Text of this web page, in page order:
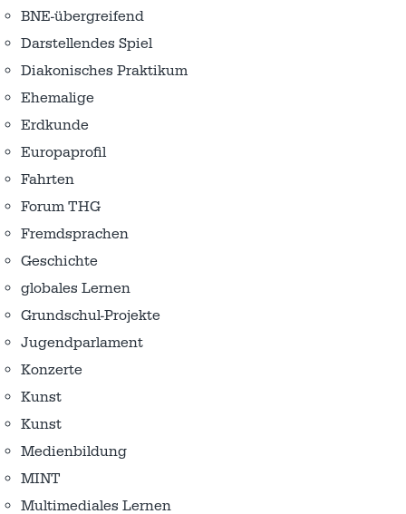
BNE-übergreifend
Darstellendes Spiel
Diakonisches Praktikum
Ehemalige
Erdkunde
Europaprofil
Fahrten
Forum THG
Fremdsprachen
Geschichte
globales Lernen
Grundschul-Projekte
Jugendparlament
Konzerte
Kunst
Kunst
Medienbildung
MINT
Multimediales Lernen